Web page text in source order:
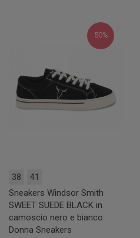
50%
38 41
Sneakers Windsor Smith
SWEET SUEDE BLACK in
camoscio nero e bianco
Donna Sneakers